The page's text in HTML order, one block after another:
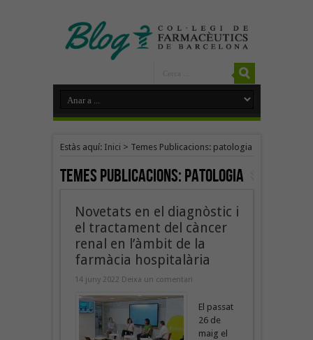
Estàs aquí: Inici > Temes Publicacions: patologia
Temes Publicacions:patologia
Novetats en el diagnòstic i
el tractament del càncer
renal en l’àmbit de la
farmàcia hospitalària
14 juny 2022 Deixa un comentari
El passat
26 de
maig el